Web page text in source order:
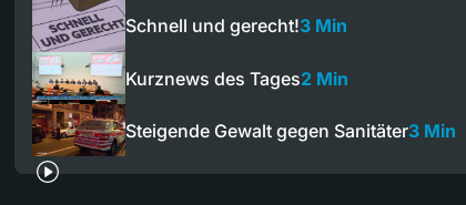
Schnell und gerecht!3 Min
Kurznews des Tages2 Min
Steigende Gewalt gegen Sanitäter3 Min